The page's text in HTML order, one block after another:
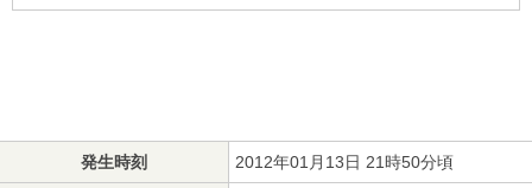
発生時刻 2012年01月13日 21時50分頃